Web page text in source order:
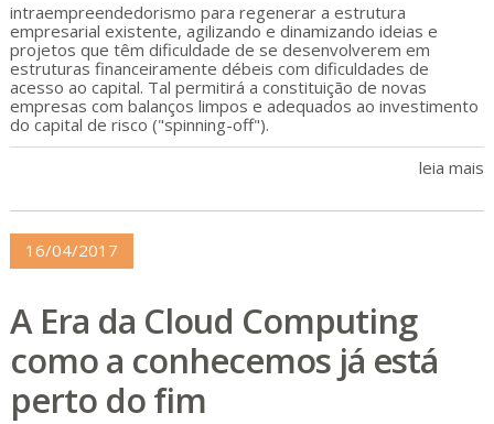
intraempreendedorismo para regenerar a estrutura
empresarial existente, agilizando e dinamizando ideias e
projetos que têm dificuldade de se desenvolverem em
estruturas financeiramente débeis com dificuldades de
acesso ao capital. Tal permitirá a constituição de novas
empresas com balanços limpos e adequados ao investimento
do capital de risco ("spinning-off").
leia mais
16/04/2017
A Era da Cloud Computing
como a conhecemos já está
perto do fim